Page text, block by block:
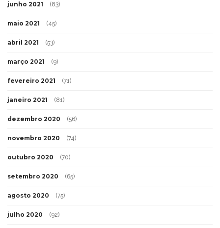
junho 2021 (83)
maio 2021 (45)
abril 2021 (53)
março 2021 (9)
fevereiro 2021 (71)
janeiro 2021 (81)
dezembro 2020 (56)
novembro 2020 (74)
outubro 2020 (70)
setembro 2020 (65)
agosto 2020 (75)
julho 2020 (92)